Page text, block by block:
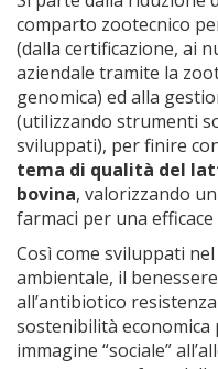
comparto zootecnico
(dalla certificazione, ai
aziendale tramite la
genomica) ed alla
(utilizzando strumenti
sviluppati), per finire
tema di qualità del
bovina, valorizzando
farmaci per una
Così come sviluppati
ambientale, il
all’antibiotico
sostenibilità economica
immagine “sociale”